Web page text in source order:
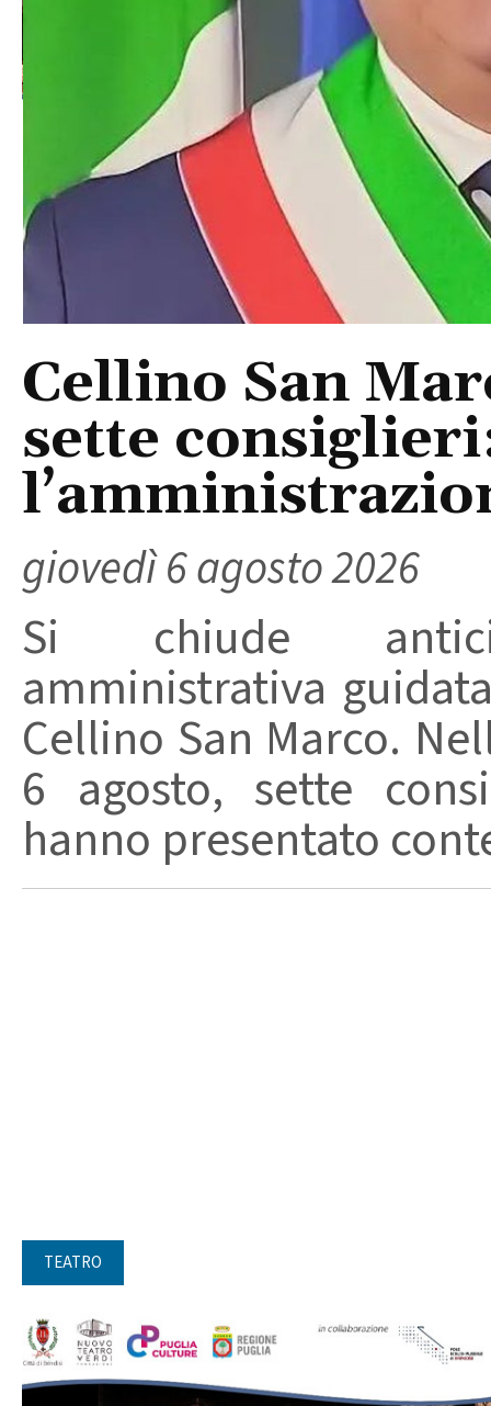
Cellino San
sette
giovedì 6 agosto 2026
Si chiude
amministrativa
Cellino San Marco.
6 agosto, sette
hanno presentato
TEATRO